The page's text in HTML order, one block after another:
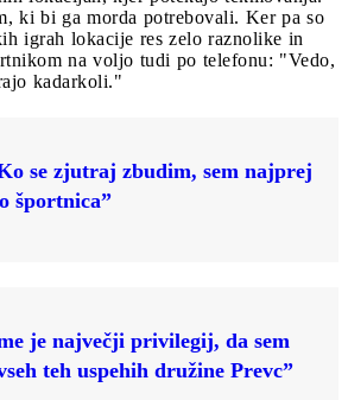
ki bi ga morda potrebovali. Ker pa so
igrah lokacije res zelo raznolike in
na voljo tudi po telefonu: "Vedo,
kadarkoli."
se zjutraj zbudim, sem najprej
športnica”
je največji privilegij, da sem
teh uspehih družine Prevc”